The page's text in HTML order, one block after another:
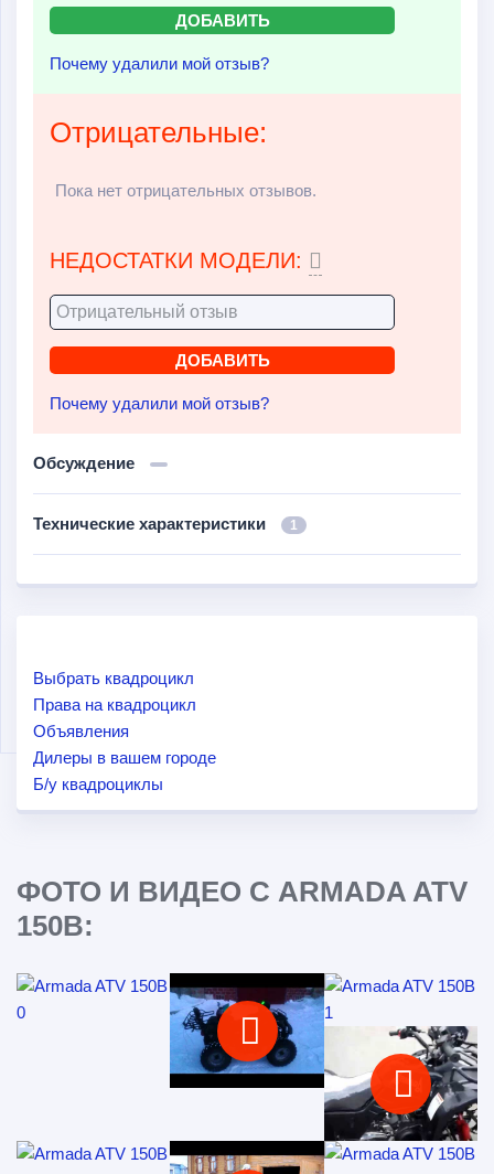
Почему удалили мой отзыв?
Отрицательные:
Пока нет отрицательных отзывов.
НЕДОСТАТКИ МОДЕЛИ:
Почему удалили мой отзыв?
Обсуждение
Технические характеристики 1
Выбрать квадроцикл
Права на квадроцикл
Объявления
Дилеры в вашем городе
Б/у квадроциклы
ФОТО И ВИДЕО С ARMADA ATV
150B: